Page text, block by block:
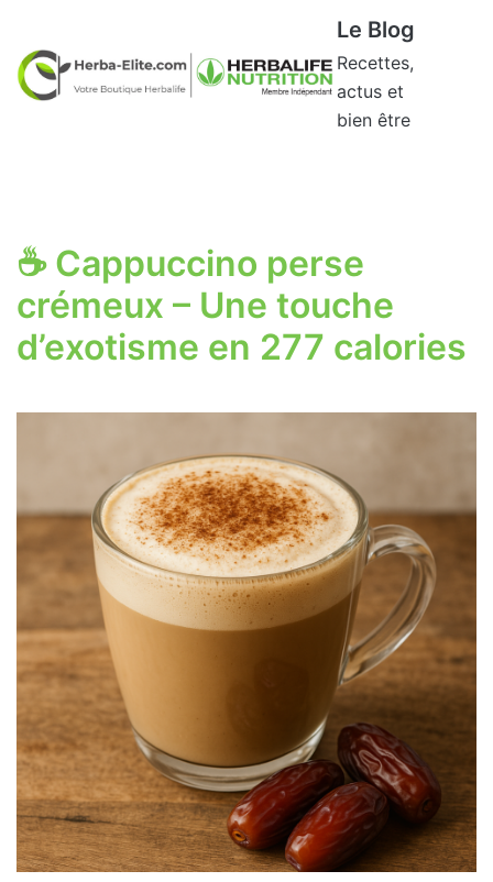
contenu
Le Blog
Recettes,
actus et
bien être
☕ Cappuccino perse
crémeux – Une touche
d’exotisme en 277 calories